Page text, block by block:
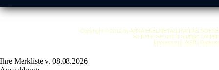
Copyright © 2012 by ANKA
So finden Sie uns in Stuttgart:
Impressum| AGB|
Ihre Merkliste v. 08.08.2026